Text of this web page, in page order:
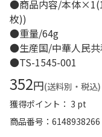
●商品内容/本体
枚))
●重量/64g
●生産国/中華人民
●TS-1545-001
352円(送料別・税込)
獲得ポイント： 3 pt
商品番号
6148938266